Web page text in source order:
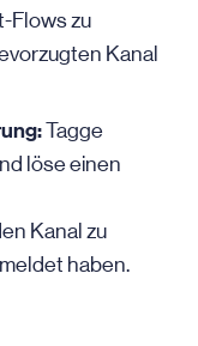
Flows zu
Kanal
Tagge
löse einen
Kanal zu
haben.